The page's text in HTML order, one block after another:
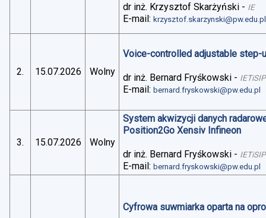
dr inż. Krzysztof Skarżyński - IE
E-mail:krzysztof.skarzynski@pw.edu.pl
2. 15.07.2026 Wolny
Voice-controlled adjustable step-
dr inż. Bernard Fryśkowski - IETiSIP
E-mail:bernard.fryskowski@pw.edu.pl
3. 15.07.2026 Wolny
System akwizycji danych
Position2Go Xensiv Infineon
dr inż. Bernard Fryśkowski - IETiSIP
E-mail:bernard.fryskowski@pw.edu.pl
Cyfrowa suwmiarka oparta na